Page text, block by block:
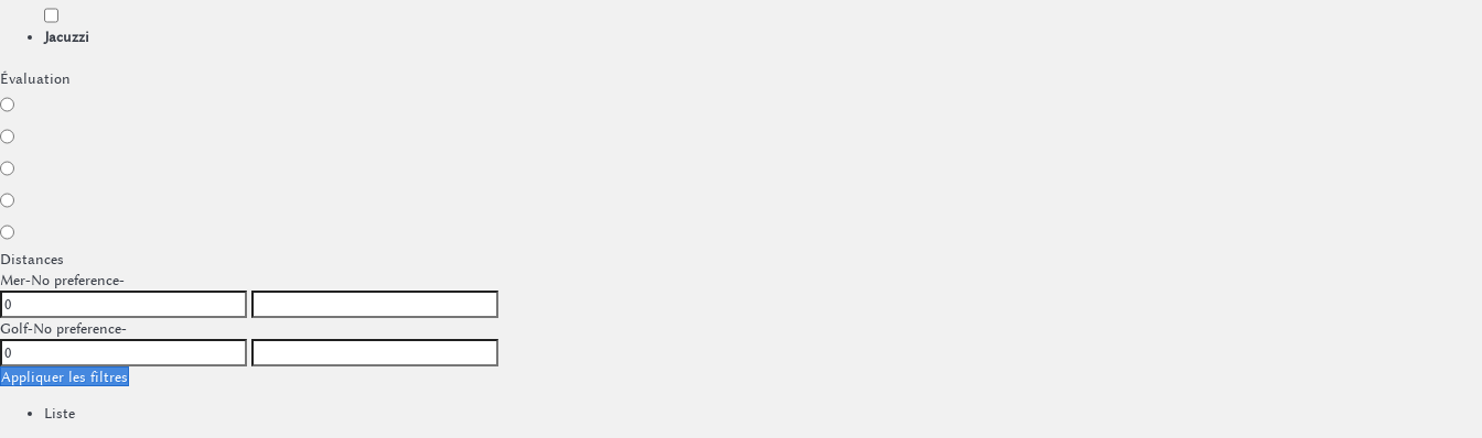
Jacuzzi
Évaluation
Distances
Mer-No preference-
Golf-No preference-
Appliquer les filtres
Liste